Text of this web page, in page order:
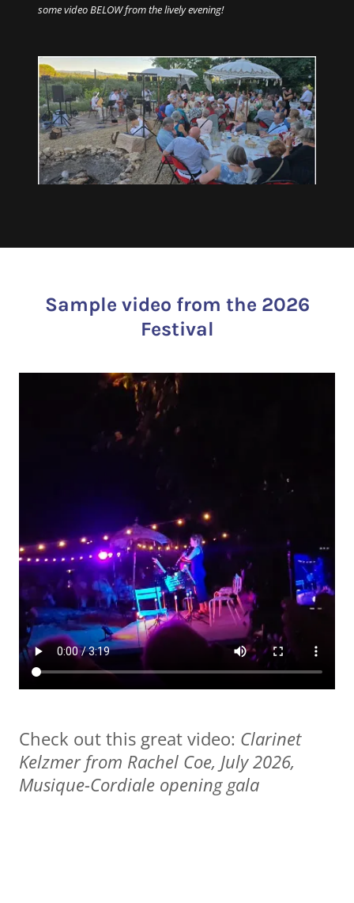
some video BELOW from the lively evening!
Sample video from the 2026
Festival
Check out this great video: Clarinet
Kelzmer from Rachel Coe, July 2026,
Musique-Cordiale opening gala